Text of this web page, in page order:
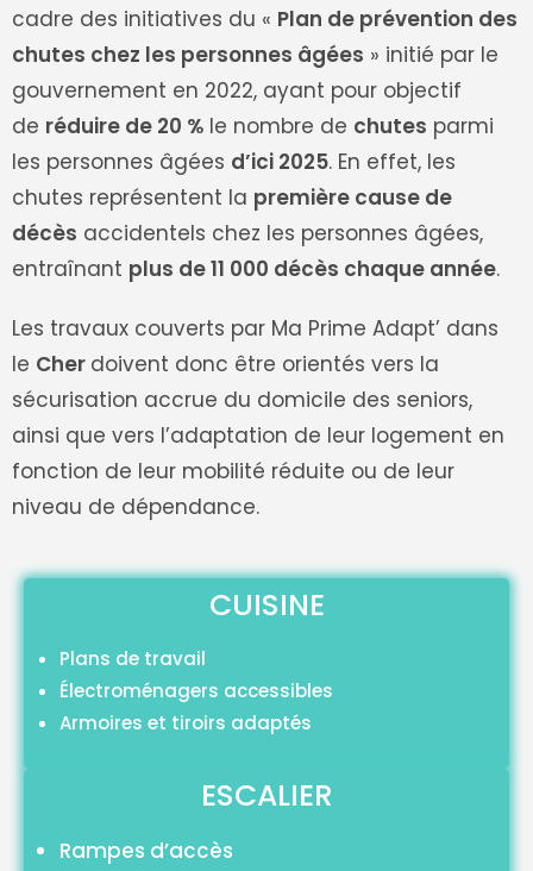
cadre des initiatives du « Plan de prévention des
chutes chez les personnes âgées » initié par le
gouvernement en 2022, ayant pour objectif
de réduire de 20 % le nombre de chutes parmi
les personnes âgées d’ici 2025. En effet, les
chutes représentent la première cause de
décès accidentels chez les personnes âgées,
entraînant plus de 11 000 décès chaque année.
Les travaux couverts par Ma Prime Adapt’ dans
le Cher doivent donc être orientés vers la
sécurisation accrue du domicile des seniors,
ainsi que vers l’adaptation de leur logement en
fonction de leur mobilité réduite ou de leur
niveau de dépendance.
CUISINE
Plans de travail
Électroménagers accessibles
Armoires et tiroirs adaptés
ESCALIER
Rampes d’accès